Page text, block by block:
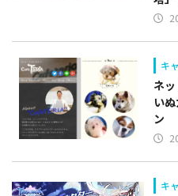
キ
ネ
い
ン
キ